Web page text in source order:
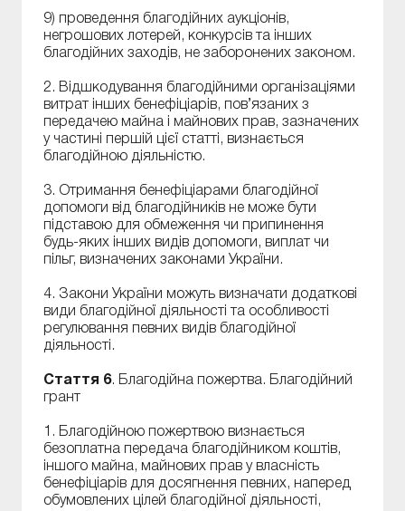
9) проведення благодійних аукціонів,
негрошових лотерей, конкурсів та інших
благодійних заходів, не заборонених законом.
2. Відшкодування благодійними організаціями
витрат інших бенефіціарів, пов’язаних з
передачею майна і майнових прав, зазначених
у частині першій цієї статті, визнається
благодійною діяльністю.
3. Отримання бенефіціарами благодійної
допомоги від благодійників не може бути
підставою для обмеження чи припинення
будь-яких інших видів допомоги, виплат чи
пільг, визначених законами України.
4. Закони України можуть визначати додаткові
види благодійної діяльності та особливості
регулювання певних видів благодійної
діяльності.
Стаття 6. Благодійна пожертва. Благодійний
грант
1. Благодійною пожертвою визнається
безоплатна передача благодійником коштів,
іншого майна, майнових прав у власність
бенефіціарів для досягнення певних, наперед
обумовлених цілей благодійної діяльності,